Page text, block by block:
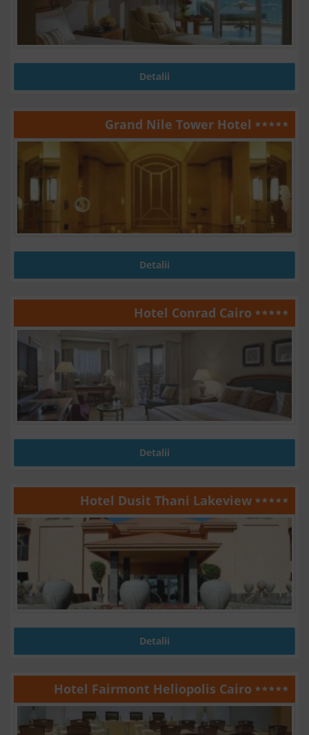
Detalii
Grand Nile Tower Hotel
Detalii
Hotel Conrad Cairo
Detalii
Hotel Dusit Thani Lakeview
Detalii
Hotel Fairmont Heliopolis Cairo